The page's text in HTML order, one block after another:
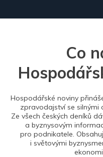
Co
Hospodářské noviny
zpravodajství se silnými
Ze všech českých deníků
a byznysovým
pro podnikatele.
i světovými